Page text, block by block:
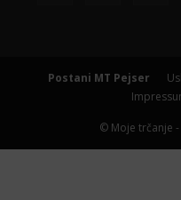
Postani MT Pejser
© Moje trčanje